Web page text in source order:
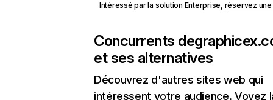
Intéressé par la solution Enterprise, réservez
Concurrents de
et ses alternatives
Découvrez d'autres sites web qui
intéressent votre audience. Voyez